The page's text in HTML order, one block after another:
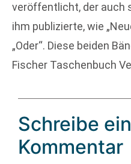
veröffentlicht, der auch
ihm publizierte, wie
„Oder“. Diese beiden
Fischer Taschenbuch
Schreibe
Kommentar